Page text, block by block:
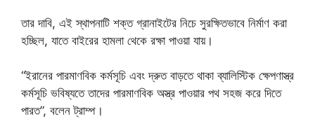
তার দাবি, এই স্থাপনাটি শক্ত গ্রানাইটের নিচে সুরক্ষিতভাবে নির্মাণ করা
হচ্ছিল, যাতে বাইরের হামলা থেকে রক্ষা পাওয়া যায়।
“ইরানের পারমাণবিক কর্মসূচি এবং দ্রুত বাড়তে থাকা ব্যালিস্টিক ক্ষেপণাস্ত্র
কর্মসূচি ভবিষ্যতে তাদের পারমাণবিক অস্ত্র পাওয়ার পথ সহজ করে দিতে
পারত”, বলেন ট্রাম্প।